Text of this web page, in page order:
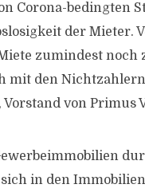
Corona-bedingten
der Mieter.
zumindest
mit den
von Primus
in den